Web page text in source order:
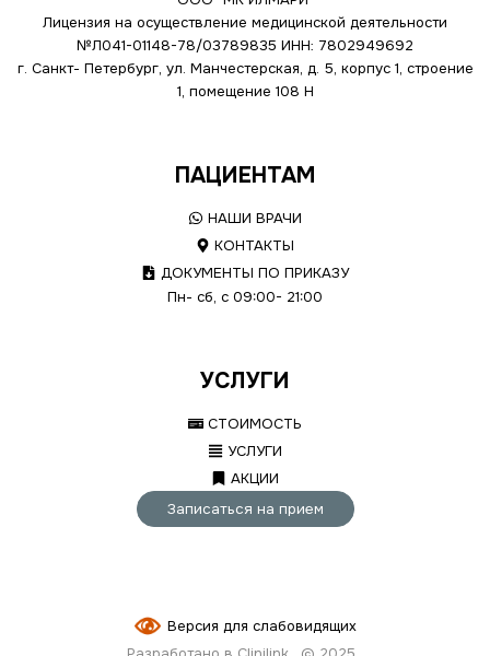
Лицензия на осуществление медицинской деятельности
№Л041-01148-78/03789835 ИНН: 7802949692
г. Санкт- Петербург, ул. Манчестерская, д. 5, корпус 1, строение
1, помещение 108 Н
ПАЦИЕНТАМ
НАШИ ВРАЧИ
КОНТАКТЫ
ДОКУМЕНТЫ ПО ПРИКАЗУ
Пн- сб, с 09:00- 21:00
УСЛУГИ
СТОИМОСТЬ
УСЛУГИ
АКЦИИ
Записаться на прием
Версия для слабовидящих